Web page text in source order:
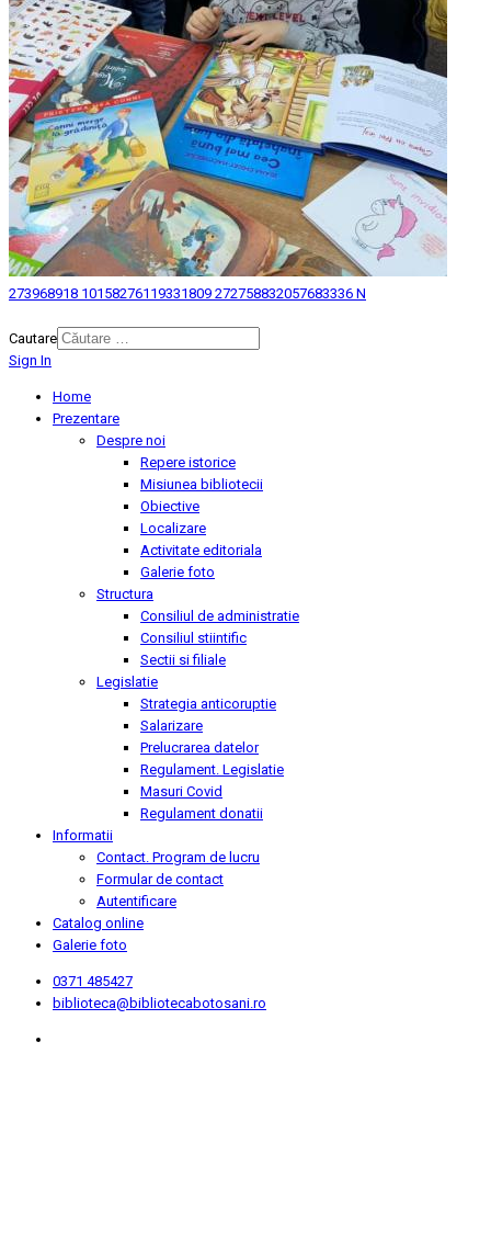
273968918 10158276119331809 272758832057683336 N
Cautare
Sign In
Home
Prezentare
Despre noi
Repere istorice
Misiunea bibliotecii
Obiective
Localizare
Activitate editoriala
Galerie foto
Structura
Consiliul de administratie
Consiliul stiintific
Sectii si filiale
Legislatie
Strategia anticoruptie
Salarizare
Prelucrarea datelor
Regulament. Legislatie
Masuri Covid
Regulament donatii
Informatii
Contact. Program de lucru
Formular de contact
Autentificare
Catalog online
Galerie foto
0371 485427
biblioteca@bibliotecabotosani.ro